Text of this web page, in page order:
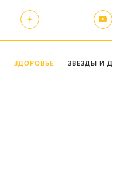
ЗДОРОВЬЕ ЗВЕЗДЫ И